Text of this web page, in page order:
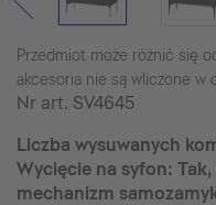
Przedmiot może różnić się
akcesoria nie są wliczone w
Nr art. SV4645
Liczba wysuwanych
Wycięcie na syfon:
mechanizm